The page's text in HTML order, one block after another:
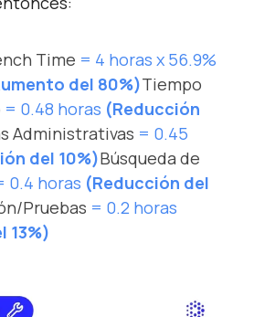
Time = 4 horas x 56.9%
del 80%)Tiempo
= 0.48 horas (Reducción
Administrativas = 0.45
del 10%)Búsqueda de
0.4 horas (Reducción del
Pruebas = 0.2 horas
13%)